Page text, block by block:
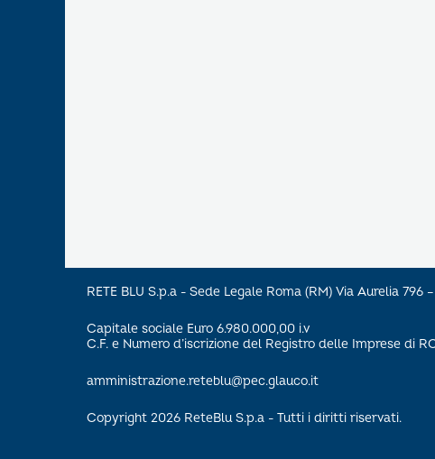
RETE BLU S.p.a - Sede Legale Roma (RM) Via Aurelia 796
Capitale sociale Euro 6.980.000,00 i.v
C.F. e Numero d’iscrizione del Registro delle Imprese di
amministrazione.reteblu@pec.glauco.it
Copyright 2026 ReteBlu S.p.a - Tutti i diritti riservati.